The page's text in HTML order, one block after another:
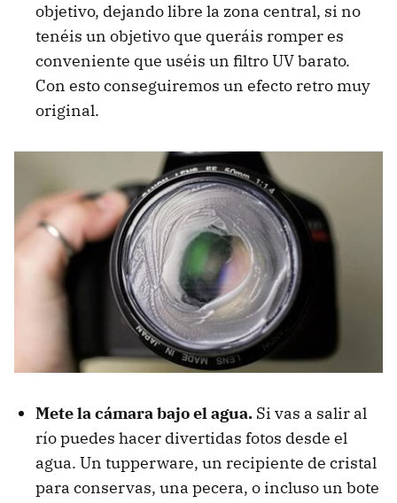
objetivo, dejando libre la zona central, si no
tenéis un objetivo que queráis romper es
conveniente que uséis un filtro UV barato.
Con esto conseguiremos un efecto retro muy
original.
Mete la cámara bajo el agua. Si vas a salir al
río puedes hacer divertidas fotos desde el
agua. Un tupperware, un recipiente de cristal
para conservas, una pecera, o incluso un bote